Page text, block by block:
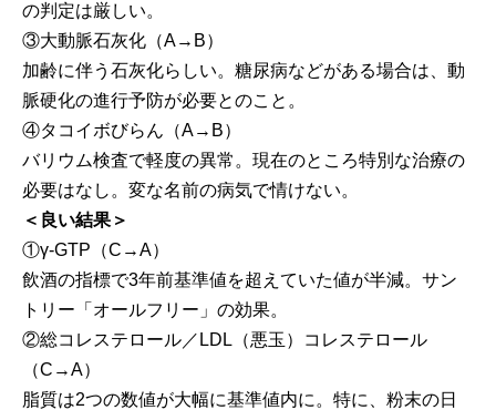
の判定は厳しい。
③大動脈石灰化（A→B）
加齢に伴う石灰化らしい。糖尿病などがある場合は、動
脈硬化の進行予防が必要とのこと。
④タコイボびらん（A→B）
バリウム検査で軽度の異常。現在のところ特別な治療の
必要はなし。変な名前の病気で情けない。
＜良い結果＞
①γ-GTP（C→A）
飲酒の指標で3年前基準値を超えていた値が半減。サン
トリー「オールフリー」の効果。
②総コレステロール／LDL（悪玉）コレステロール
（C→A）
脂質は2つの数値が大幅に基準値内に。特に、粉末の日